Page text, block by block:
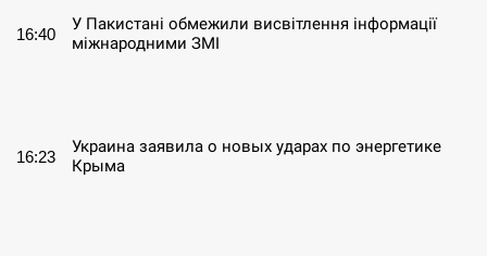
16:40
У Пакистані обмежили висвітлення інформації
міжнародними ЗМІ
16:23
Украина заявила о новых ударах по энергетике
Крыма